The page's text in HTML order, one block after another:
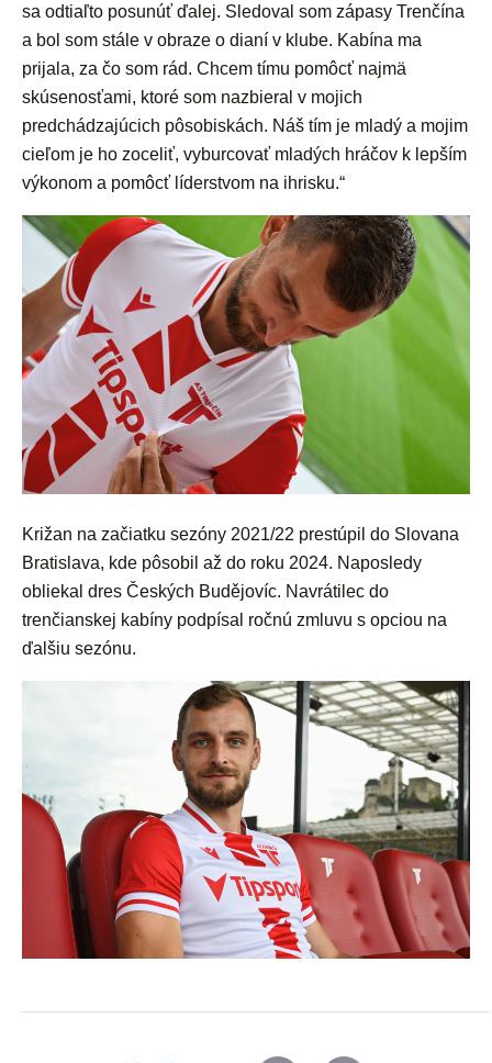
sa odtiaľto posunúť ďalej. Sledoval som zápasy Trenčína
a bol som stále v obraze o dianí v klube. Kabína ma
prijala, za čo som rád. Chcem tímu pomôcť najmä
skúsenosťami, ktoré som nazbieral v mojich
predchádzajúcich pôsobiskách. Náš tím je mladý a mojim
cieľom je ho zoceliť, vyburcovať mladých hráčov k lepším
výkonom a pomôcť líderstvom na ihrisku.“
Križan na začiatku sezóny 2021/22 prestúpil do Slovana
Bratislava, kde pôsobil až do roku 2024. Naposledy
obliekal dres Českých Budějovíc. Navrátilec do
trenčianskej kabíny podpísal ročnú zmluvu s opciou na
ďalšiu sezónu.